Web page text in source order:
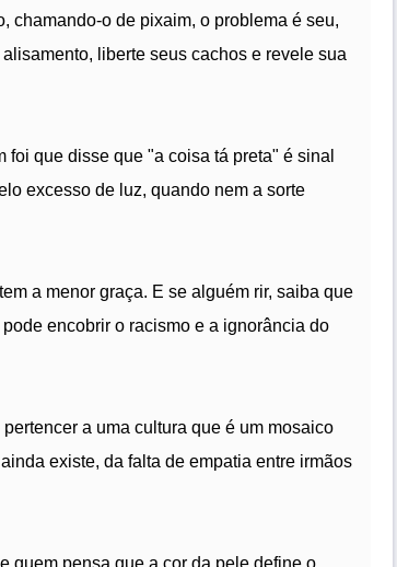
chamando-o de pixaim, o problema é seu,
liberte seus cachos e revele sua
que disse que "a coisa tá preta" é sinal
excesso de luz, quando nem a sorte
a menor graça. E se alguém rir, saiba que
encobrir o racismo e a ignorância do
a uma cultura que é um mosaico
existe, da falta de empatia entre irmãos
quem pensa que a cor da pele define o